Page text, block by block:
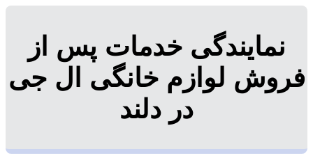
نمایندگی خدمات پس از
فروش لوازم خانگی ال جی
در دلند